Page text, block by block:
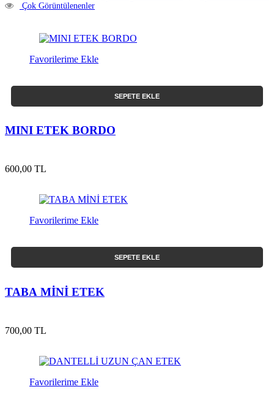
Çok Görüntülenenler
Favorilerime Ekle
SEPETE EKLE
MINI ETEK BORDO
600,00 TL
Favorilerime Ekle
SEPETE EKLE
TABA MİNİ ETEK
700,00 TL
Favorilerime Ekle